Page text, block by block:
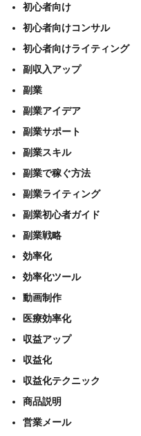
初心者向け
初心者向けコンサル
初心者向けライティング
副収入アップ
副業
副業アイデア
副業サポート
副業スキル
副業で稼ぐ方法
副業ライティング
副業初心者ガイド
副業戦略
効率化
効率化ツール
動画制作
医療効率化
収益アップ
収益化
収益化テクニック
商品説明
営業メール